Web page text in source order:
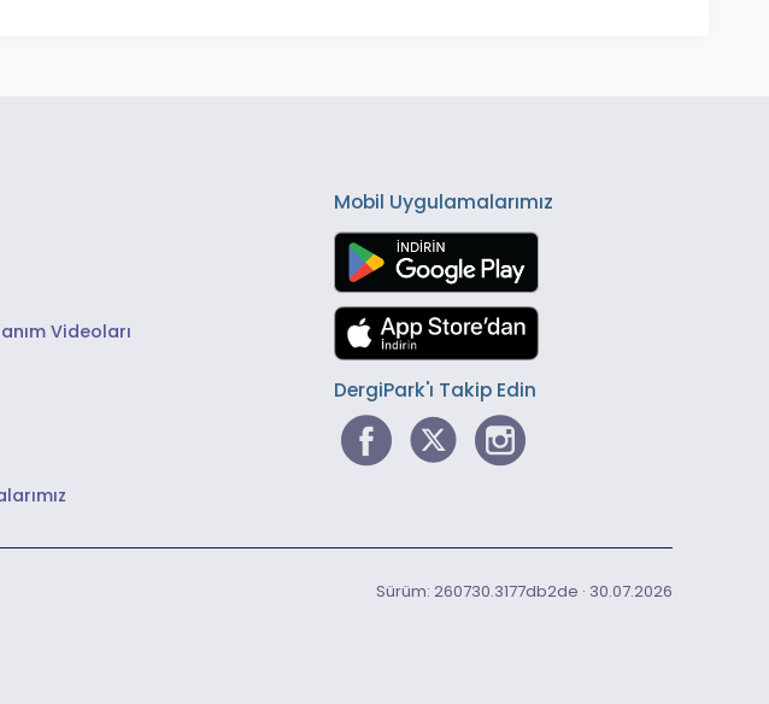
Videoları
Mobil Uygulamalarımız
DergiPark'ı Takip Edin
Sürüm: 260730.3177db2de · 30.07.2026